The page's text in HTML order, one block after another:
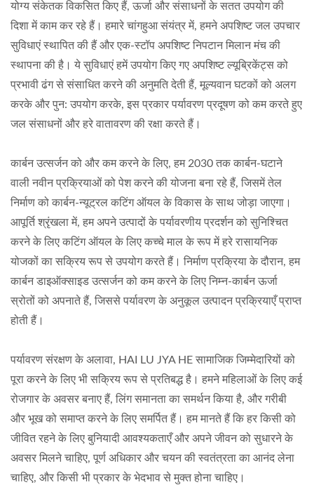
योग्य संकेतक विकसित किए हैं, ऊर्जा और संसाधनों के सतत उपयोग की
दिशा में काम कर रहे हैं। हमारे चांगहुआ संयंत्र में, हमने अपशिष्ट जल उपचार
सुविधाएं स्थापित की हैं और एक-स्टॉप अपशिष्ट निपटान मिलान मंच की
स्थापना की है। ये सुविधाएं हमें उपयोग किए गए अपशिष्ट ल्यूब्रिकेंट्स को
प्रभावी ढंग से संसाधित करने की अनुमति देती हैं, मूल्यवान घटकों को अलग
करके और पुन: उपयोग करके, इस प्रकार पर्यावरण प्रदूषण को कम करते हुए
जल संसाधनों और हरे वातावरण की रक्षा करते हैं।
कार्बन उत्सर्जन को और कम करने के लिए, हम 2030 तक कार्बन-घटाने
वाली नवीन प्रक्रियाओं को पेश करने की योजना बना रहे हैं, जिसमें तेल
निर्माण को कार्बन-न्यूट्रल कटिंग ऑयल के विकास के साथ जोड़ा जाएगा।
आपूर्ति श्रृंखला में, हम अपने उत्पादों के पर्यावरणीय प्रदर्शन को सुनिश्चित
करने के लिए कटिंग ऑयल के लिए कच्चे माल के रूप में हरे रासायनिक
योजकों का सक्रिय रूप से उपयोग करते हैं। निर्माण प्रक्रिया के दौरान, हम
कार्बन डाइऑक्साइड उत्सर्जन को कम करने के लिए निम्न-कार्बन ऊर्जा
स्रोतों को अपनाते हैं, जिससे पर्यावरण के अनुकूल उत्पादन प्रक्रियाएँ प्राप्त
होती हैं।
पर्यावरण संरक्षण के अलावा, HAI LU JYA HE सामाजिक जिम्मेदारियों को
पूरा करने के लिए भी सक्रिय रूप से प्रतिबद्ध है। हमने महिलाओं के लिए कई
रोजगार के अवसर बनाए हैं, लिंग समानता का समर्थन किया है, और गरीबी
और भूख को समाप्त करने के लिए समर्पित हैं। हम मानते हैं कि हर किसी को
जीवित रहने के लिए बुनियादी आवश्यकताएँ और अपने जीवन को सुधारने के
अवसर मिलने चाहिए, पूर्ण अधिकार और चयन की स्वतंत्रता का आनंद लेना
चाहिए, और किसी भी प्रकार के भेदभाव से मुक्त होना चाहिए।